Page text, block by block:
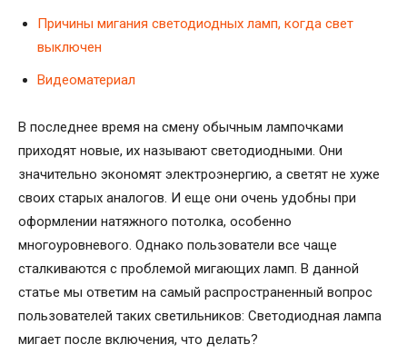
Причины мигания светодиодных ламп, когда свет
выключен
Видеоматериал
В последнее время на смену обычным лампочками
приходят новые, их называют светодиодными. Они
значительно экономят электроэнергию, а светят не хуже
своих старых аналогов. И еще они очень удобны при
оформлении натяжного потолка, особенно
многоуровневого. Однако пользователи все чаще
сталкиваются с проблемой мигающих ламп. В данной
статье мы ответим на самый распространенный вопрос
пользователей таких светильников: Светодиодная лампа
мигает после включения, что делать?